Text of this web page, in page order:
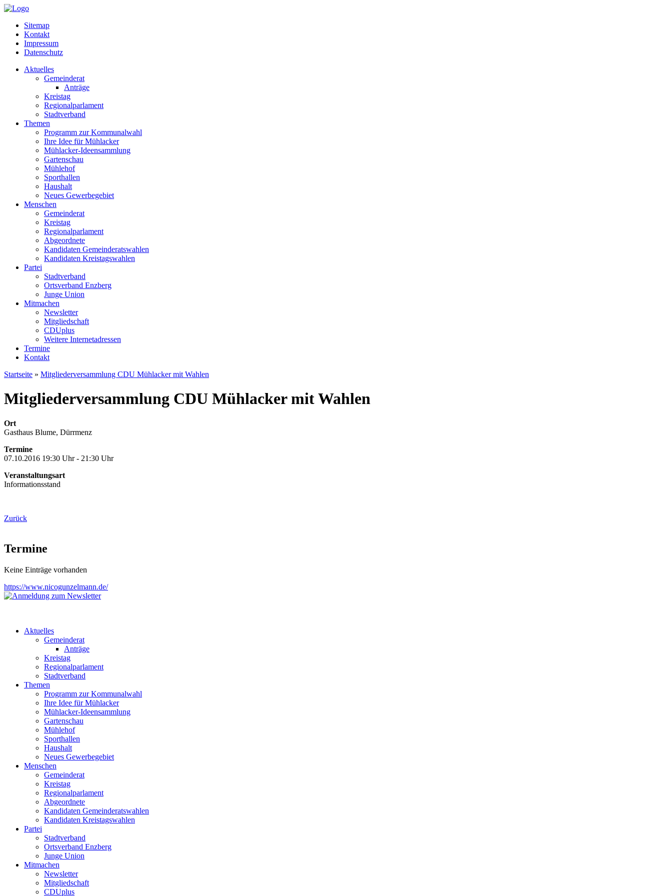
Sitemap
Kontakt
Impressum
Datenschutz
Aktuelles
Gemeinderat
Anträge
Kreistag
Regionalparlament
Stadtverband
Themen
Programm zur Kommunalwahl
Ihre Idee für Mühlacker
Mühlacker-Ideensammlung
Gartenschau
Mühlehof
Sporthallen
Haushalt
Neues Gewerbegebiet
Menschen
Gemeinderat
Kreistag
Regionalparlament
Abgeordnete
Kandidaten Gemeinderatswahlen
Kandidaten Kreistagswahlen
Partei
Stadtverband
Ortsverband Enzberg
Junge Union
Mitmachen
Newsletter
Mitgliedschaft
CDUplus
Weitere Internetadressen
Termine
Kontakt
Startseite » Mitgliederversammlung CDU Mühlacker mit Wahlen
Mitgliederversammlung CDU Mühlacker mit Wahlen
Ort
Gasthaus Blume, Dürrmenz
Termine
07.10.2016 19:30 Uhr - 21:30 Uhr
Veranstaltungsart
Informationsstand
Zurück
Termine
Keine Einträge vorhanden
https://www.nicogunzelmann.de/
Aktuelles
Gemeinderat
Anträge
Kreistag
Regionalparlament
Stadtverband
Themen
Programm zur Kommunalwahl
Ihre Idee für Mühlacker
Mühlacker-Ideensammlung
Gartenschau
Mühlehof
Sporthallen
Haushalt
Neues Gewerbegebiet
Menschen
Gemeinderat
Kreistag
Regionalparlament
Abgeordnete
Kandidaten Gemeinderatswahlen
Kandidaten Kreistagswahlen
Partei
Stadtverband
Ortsverband Enzberg
Junge Union
Mitmachen
Newsletter
Mitgliedschaft
CDUplus